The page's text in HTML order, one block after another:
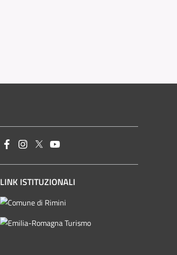
FacebookInstagram
Twitter
LINK ISTITUZIONALI